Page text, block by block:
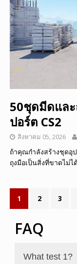
50ชุดมีดแล
ปอร์ต CS2
สิงหาคม 05, 2026
ถ้าคุณกำลังสร้างชุดอุ
ถุงมือเป็นสิ่งที่ขาดไม่
1 2 3
FAQ
What test 1?